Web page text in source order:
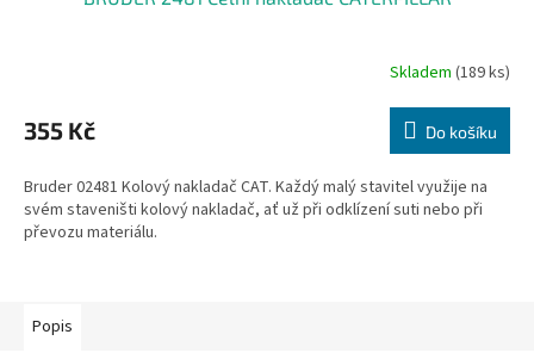
Skladem (189 ks)
355 Kč Do košíku
Bruder 02481 Kolový nakladač CAT. Každý malý stavitel využije na
svém staveništi kolový nakladač, ať už při odklízení suti nebo při
převozu materiálu.
Popis